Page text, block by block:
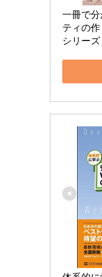
一冊で
ティの
シリーズ